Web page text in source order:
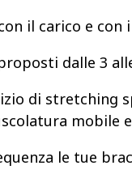
il carico e
dalle 3
di stretching
mobile
le tue